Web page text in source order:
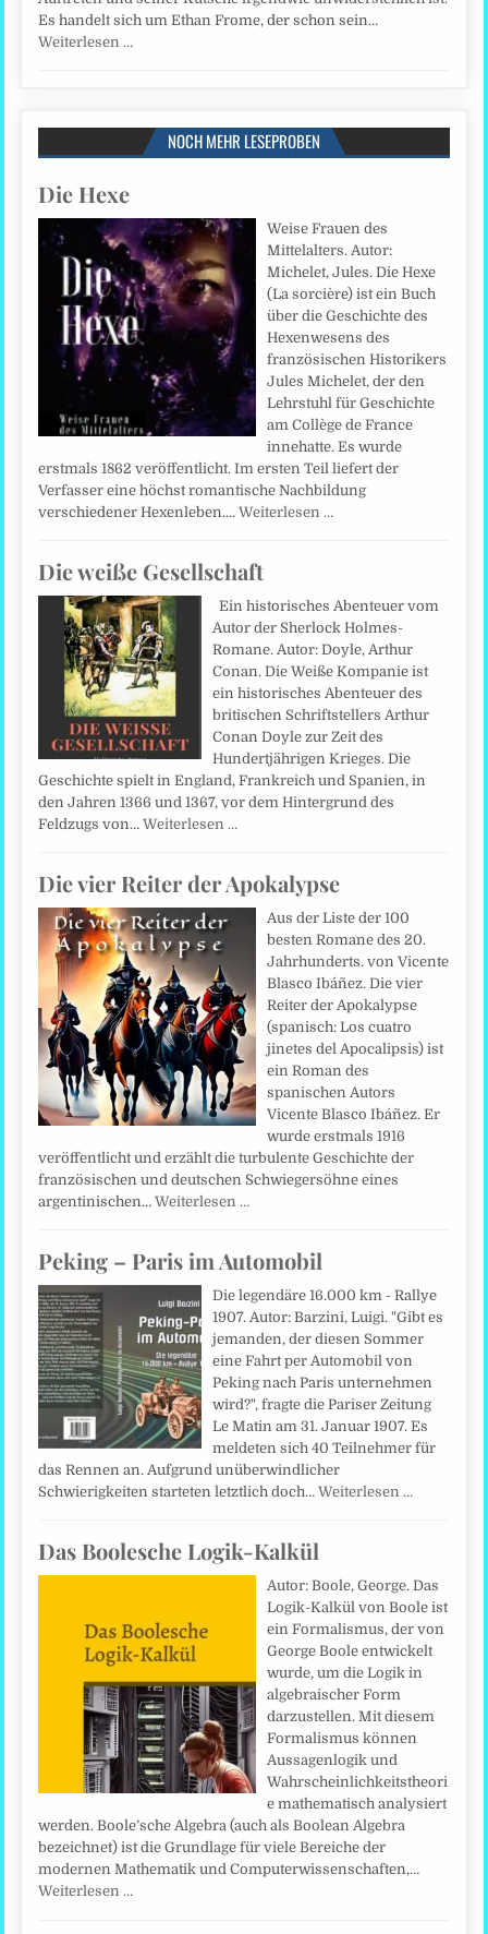
Es handelt sich um Ethan Frome, der schon sein…
Weiterlesen …
NOCH MEHR LESEPROBEN
Die Hexe
Weise Frauen des
Mittelalters. Autor:
Michelet, Jules. Die Hexe
(La sorcière) ist ein Buch
über die Geschichte des
Hexenwesens des
französischen Historikers
Jules Michelet, der den
Lehrstuhl für Geschichte
am Collège de France
innehatte. Es wurde
erstmals 1862 veröffentlicht. Im ersten Teil liefert der
Verfasser eine höchst romantische Nachbildung
verschiedener Hexenleben.…Weiterlesen …
Die weiße Gesellschaft
Ein historisches Abenteuer vom
Autor der Sherlock Holmes-
Romane. Autor: Doyle, Arthur
Conan. Die Weiße Kompanie ist
ein historisches Abenteuer des
britischen Schriftstellers Arthur
Conan Doyle zur Zeit des
Hundertjährigen Krieges. Die
Geschichte spielt in England, Frankreich und Spanien, in
den Jahren 1366 und 1367, vor dem Hintergrund des
Feldzugs von…Weiterlesen …
Die vier Reiter der Apokalypse
Aus der Liste der 100
besten Romane des 20.
Jahrhunderts. von Vicente
Blasco Ibáñez. Die vier
Reiter der Apokalypse
(spanisch: Los cuatro
jinetes del Apocalipsis) ist
ein Roman des
spanischen Autors
Vicente Blasco Ibáñez. Er
wurde erstmals 1916
veröffentlicht und erzählt die turbulente Geschichte der
französischen und deutschen Schwiegersöhne eines
argentinischen…Weiterlesen …
Peking – Paris im Automobil
Die legendäre 16.000 km - Rallye
1907. Autor: Barzini, Luigi. "Gibt es
jemanden, der diesen Sommer
eine Fahrt per Automobil von
Peking nach Paris unternehmen
wird?", fragte die Pariser Zeitung
Le Matin am 31. Januar 1907. Es
meldeten sich 40 Teilnehmer für
das Rennen an. Aufgrund unüberwindlicher
Schwierigkeiten starteten letztlich doch…Weiterlesen …
Das Boolesche Logik-Kalkül
Autor: Boole, George. Das
Logik-Kalkül von Boole ist
ein Formalismus, der von
George Boole entwickelt
wurde, um die Logik in
algebraischer Form
darzustellen. Mit diesem
Formalismus können
Aussagenlogik und
Wahrscheinlichkeitstheori
e mathematisch analysiert
werden. Boole’sche Algebra (auch als Boolean Algebra
bezeichnet) ist die Grundlage für viele Bereiche der
modernen Mathematik und Computerwissenschaften,…
Weiterlesen …